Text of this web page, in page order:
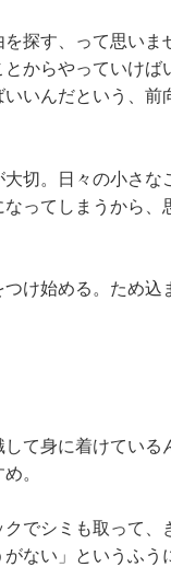
探す、って思いま
からやっていけば
いんだという、前
切。日々の小さな
ってしまうから、
け始める。ため込
て身に着けている
。
でシミも取って、
ない」というふう